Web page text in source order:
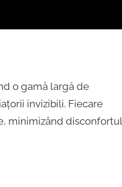
o gamă largă de
invizibili. Fiecare
minimizând disconfortul